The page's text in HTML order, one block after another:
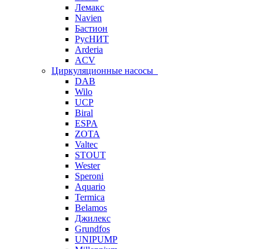
Лемакс
Navien
Бастион
РусНИТ
Arderia
ACV
Циркуляционные насосы
DAB
Wilo
UCP
Biral
ESPA
ZOTA
Valtec
STOUT
Wester
Speroni
Aquario
Termica
Belamos
Джилекс
Grundfos
UNIPUMP